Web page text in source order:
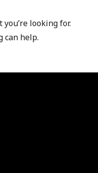
you’re looking for.
can help.